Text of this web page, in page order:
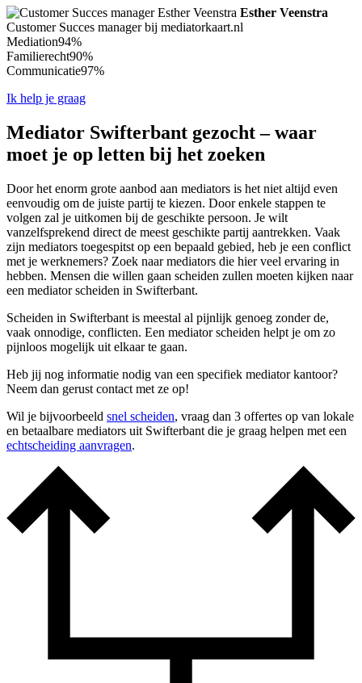
Esther Veenstra
Customer Succes manager bij mediatorkaart.nl
Mediation94%
Familierecht90%
Communicatie97%
Ik help je graag
Mediator Swifterbant gezocht – waar
moet je op letten bij het zoeken
Door het enorm grote aanbod aan mediators is het niet altijd even
eenvoudig om de juiste partij te kiezen. Door enkele stappen te
volgen zal je uitkomen bij de geschikte persoon. Je wilt
vanzelfsprekend direct de meest geschikte partij aantrekken. Vaak
zijn mediators toegespitst op een bepaald gebied, heb je een conflict
met je werknemers? Zoek naar mediators die hier veel ervaring in
hebben. Mensen die willen gaan scheiden zullen moeten kijken naar
een mediator scheiden in Swifterbant.
Scheiden in Swifterbant is meestal al pijnlijk genoeg zonder de,
vaak onnodige, conflicten. Een mediator scheiden helpt je om zo
pijnloos mogelijk uit elkaar te gaan.
Heb jij nog informatie nodig van een specifiek mediator kantoor?
Neem dan gerust contact met ze op!
Wil je bijvoorbeeld snel scheiden, vraag dan 3 offertes op van lokale
en betaalbare mediators uit Swifterbant die je graag helpen met een
echtscheiding aanvragen.